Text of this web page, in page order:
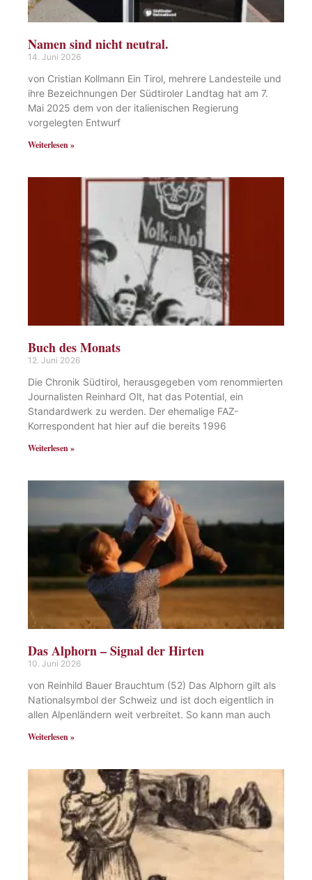
Namen sind nicht neutral.
14. Juni 2026
von Cristian Kollmann Ein Tirol, mehrere Landesteile und
ihre Bezeichnungen Der Südtiroler Landtag hat am 7.
Mai 2025 dem von der italienischen Regierung
vorgelegten Entwurf
Weiterlesen »
Buch des Monats
12. Juni 2026
Die Chronik Südtirol, herausgegeben vom renommierten
Journalisten Reinhard Olt, hat das Potential, ein
Standardwerk zu werden. Der ehemalige FAZ-
Korrespondent hat hier auf die bereits 1996
Weiterlesen »
Das Alphorn – Signal der Hirten
10. Juni 2026
von Reinhild Bauer Brauchtum (52) Das Alphorn gilt als
Nationalsymbol der Schweiz und ist doch eigentlich in
allen Alpenländern weit verbreitet. So kann man auch
Weiterlesen »